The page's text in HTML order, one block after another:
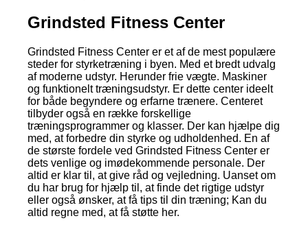
Grindsted Fitness Center
Grindsted Fitness Center er et af de mest populære
steder for styrketræning i byen. Med et bredt udvalg
af moderne udstyr. Herunder frie vægte. Maskiner
og funktionelt træningsudstyr. Er dette center ideelt
for både begyndere og erfarne trænere. Centeret
tilbyder også en række forskellige
træningsprogrammer og klasser. Der kan hjælpe dig
med, at forbedre din styrke og udholdenhed. En af
de største fordele ved Grindsted Fitness Center er
dets venlige og imødekommende personale. Der
altid er klar til, at give råd og vejledning. Uanset om
du har brug for hjælp til, at finde det rigtige udstyr
eller også ønsker, at få tips til din træning; Kan du
altid regne med, at få støtte her.